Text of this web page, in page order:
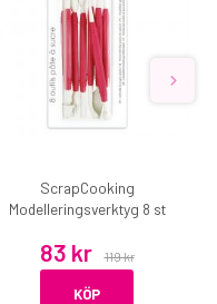
ScrapCooking
Modelleringsverktyg 8 st
83 kr 119 kr
KÖP